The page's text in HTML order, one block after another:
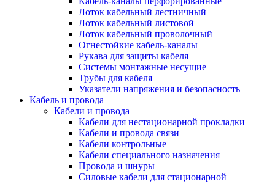
Лоток кабельный лестничный
Лоток кабельный листовой
Лоток кабельный проволочный
Огнестойкие кабель-каналы
Рукава для защиты кабеля
Системы монтажные несущие
Трубы для кабеля
Указатели напряжения и безопасность
Кабель и провода
Кабели и провода
Кабели для нестационарной прокладки
Кабели и провода связи
Кабели контрольные
Кабели специального назначения
Провода и шнуры
Силовые кабели для стационарной